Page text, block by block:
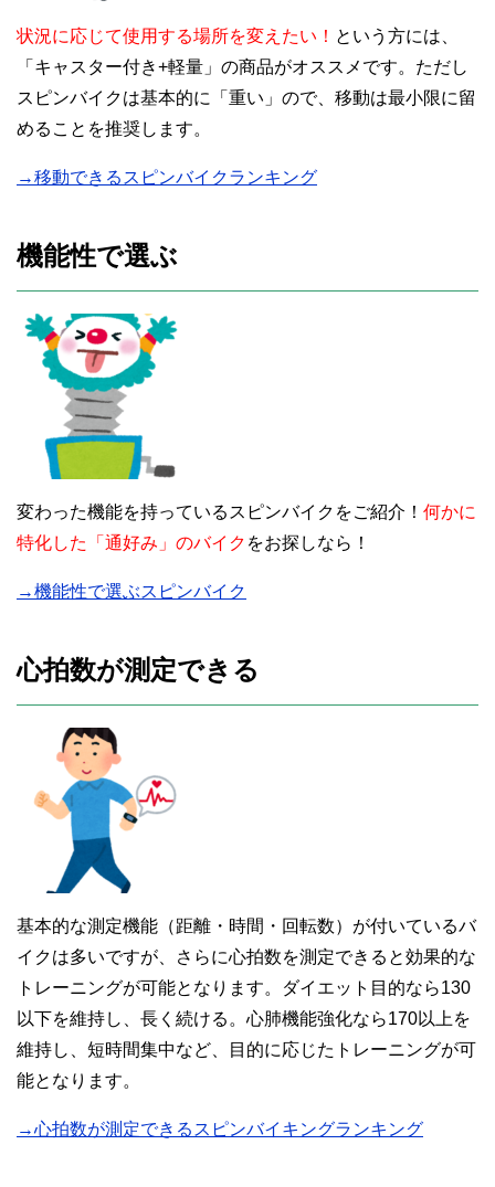
状況に応じて使用する場所を変えたい！ という方には、
「キャスター付き+軽量」の商品がオススメです。ただし
スピンバイクは基本的に「重い」ので、移動は最小限に留
めることを推奨します。
→移動できるスピンバイクランキング
機能性で選ぶ
変わった機能を持っているスピンバイクをご紹介！ 何かに
特化した「通好み」のバイク をお探しなら！
→機能性で選ぶスピンバイク
心拍数が測定できる
基本的な測定機能（距離・時間・回転数）が付いているバ
イクは多いですが、さらに心拍数を測定できると効果的な
トレーニングが可能となります。ダイエット目的なら130
以下を維持し、長く続ける。心肺機能強化なら170以上を
維持し、短時間集中など、目的に応じたトレーニングが可
能となります。
→心拍数が測定できるスピンバイキングランキング